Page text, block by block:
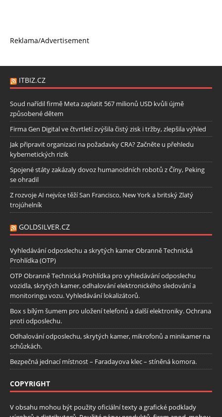
Reklama/Advertisement
ITBIZ.CZ
Soud nařídil firmě Meta zaplatit 567 milionů USD kvůli újmě
způsobené dětem
Firma Gen Digital ve čtvrtletí zvýšila čistý zisk i tržby, zlepšila výhled
Jak připravit organizaci na požadavky CRA? Začněte u přehledu
kybernetických rizik
Spojené státy zakázaly dovoz humanoidních robotů z Číny, Peking
se ohradil
Z rozvoje AI nejvíce těží San Francisco, New York a britský Zlatý
trojúhelník
GOLDSILVER.CZ
Vyhledávání odposlechu a skrytých kamer Obranně Technická
Prohlídka (OTP)
OTP Obranně Technická Prohlídka pro vyhledávání odposlechu
vozidla, skrytých kamer, odhalování elektronického sledování a
monitoringu vozu. Vyhledávání lokalizátorů.
Box s bílým šumem pro uložení telefonů a další elektroniky. Ochrana
proti odposlechu.
Odhalování odposlechu, skrytých kamer, mikrofonů a minikamer na
schůzkách.
Bezpečná jednací místnost – Faradayova klec – stíněná komora.
COPYRIGHT
V obsahu mohou být použity oficiální texty a grafické podklady